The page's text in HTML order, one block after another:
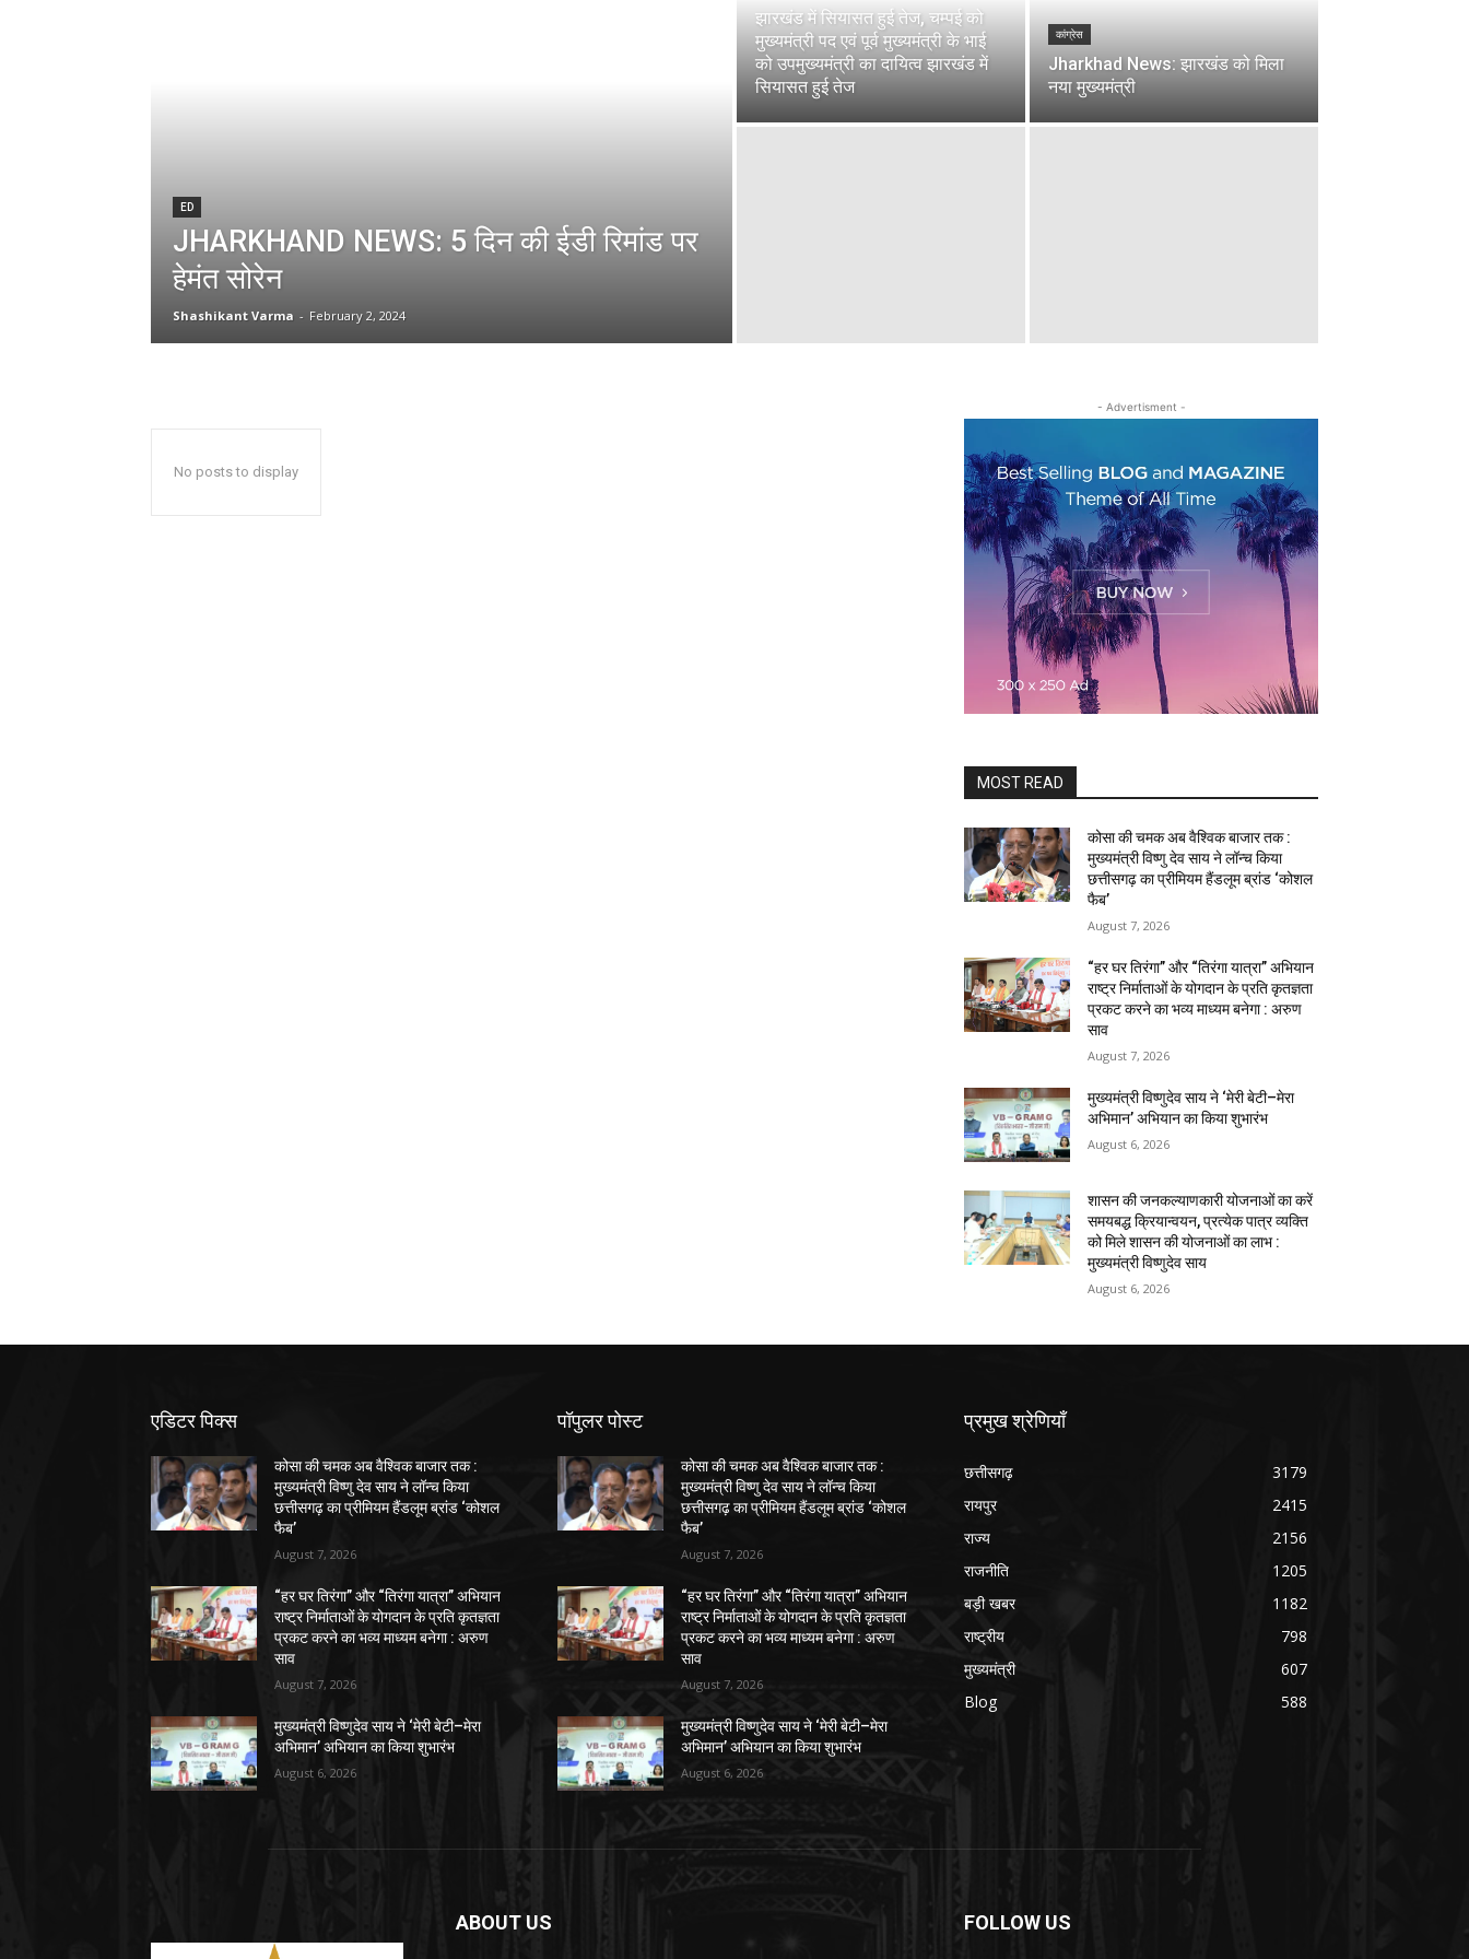
ED
JHARKHAND NEWS: 5 दिन की ईडी रिमांड पर
हेमंत सोरेन
Shashikant Varma - February 2, 2024
झारखंड में सियासत हुई तेज, चम्पई को
मुख्यमंत्री पद एवं पूर्व मुख्यमंत्री के भाई
को उपमुख्यमंत्री का दायित्व झारखंड में
सियासत हुई तेज
कांग्रेस
Jharkhad News: झारखंड को मिला
नया मुख्यमंत्री
No posts to display
- Advertisment -
MOST READ
कोसा की चमक अब वैश्विक बाजार तक :
मुख्यमंत्री विष्णु देव साय ने लॉन्च किया
छत्तीसगढ़ का प्रीमियम हैंडलूम ब्रांड ‘कोशल
फैब’
August 7, 2026
“हर घर तिरंगा” और “तिरंगा यात्रा” अभियान
राष्ट्र निर्माताओं के योगदान के प्रति कृतज्ञता
प्रकट करने का भव्य माध्यम बनेगा : अरुण
साव
August 7, 2026
मुख्यमंत्री विष्णुदेव साय ने ‘मेरी बेटी–मेरा
अभिमान’ अभियान का किया शुभारंभ
August 6, 2026
शासन की जनकल्याणकारी योजनाओं का करें
समयबद्ध क्रियान्वयन, प्रत्येक पात्र व्यक्ति
को मिले शासन की योजनाओं का लाभ :
मुख्यमंत्री विष्णुदेव साय
August 6, 2026
एडिटर पिक्स
कोसा की चमक अब वैश्विक बाजार तक :
मुख्यमंत्री विष्णु देव साय ने लॉन्च किया
छत्तीसगढ़ का प्रीमियम हैंडलूम ब्रांड ‘कोशल
फैब’
August 7, 2026
“हर घर तिरंगा” और “तिरंगा यात्रा” अभियान
राष्ट्र निर्माताओं के योगदान के प्रति कृतज्ञता
प्रकट करने का भव्य माध्यम बनेगा : अरुण
साव
August 7, 2026
मुख्यमंत्री विष्णुदेव साय ने ‘मेरी बेटी–मेरा
अभिमान’ अभियान का किया शुभारंभ
August 6, 2026
पॉपुलर पोस्ट
कोसा की चमक अब वैश्विक बाजार तक :
मुख्यमंत्री विष्णु देव साय ने लॉन्च किया
छत्तीसगढ़ का प्रीमियम हैंडलूम ब्रांड ‘कोशल
फैब’
August 7, 2026
“हर घर तिरंगा” और “तिरंगा यात्रा” अभियान
राष्ट्र निर्माताओं के योगदान के प्रति कृतज्ञता
प्रकट करने का भव्य माध्यम बनेगा : अरुण
साव
August 7, 2026
मुख्यमंत्री विष्णुदेव साय ने ‘मेरी बेटी–मेरा
अभिमान’ अभियान का किया शुभारंभ
August 6, 2026
प्रमुख श्रेणियाँ
छत्तीसगढ़
3179
रायपुर
2415
राज्य
2156
राजनीति
1205
बड़ी खबर
1182
राष्ट्रीय
798
मुख्यमंत्री
607
Blog
588
ABOUT US FOLLOW US